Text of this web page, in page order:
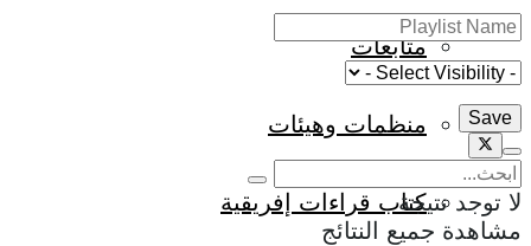
متابعات
منظمات وهيئات
كتاب قراءات إفريقيةلا توجد نتيجة
مشاهدة جميع النتائج